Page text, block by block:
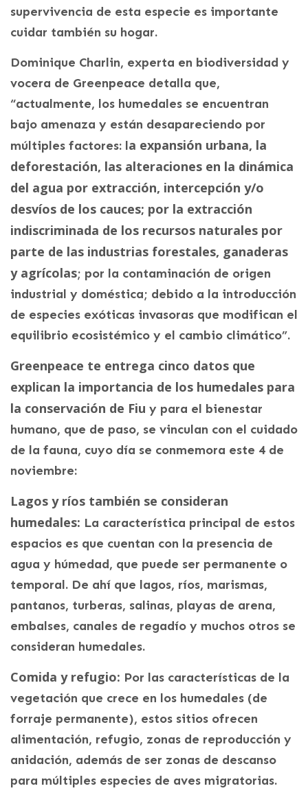
supervivencia de esta especie es importante
cuidar también su hogar.
Dominique Charlin, experta en biodiversidad y
vocera de Greenpeace detalla que,
“actualmente, los humedales se encuentran
bajo amenaza y están desapareciendo por
múltiples factores: la expansión urbana, la
deforestación, las alteraciones en la dinámica
del agua por extracción, intercepción y/o
desvíos de los cauces; por la extracción
indiscriminada de los recursos naturales por
parte de las industrias forestales, ganaderas
y agrícolas; por la contaminación de origen
industrial y doméstica; debido a la introducción
de especies exóticas invasoras que modifican el
equilibrio ecosistémico y el cambio climático”.
Greenpeace te entrega cinco datos que
explican la importancia de los humedales para
la conservación de Fiu y para el bienestar
humano, que de paso, se vinculan con el cuidado
de la fauna, cuyo día se conmemora este 4 de
noviembre:
Lagos y ríos también se consideran
humedales: La característica principal de estos
espacios es que cuentan con la presencia de
agua y húmedad, que puede ser permanente o
temporal. De ahí que lagos, ríos, marismas,
pantanos, turberas, salinas, playas de arena,
embalses, canales de regadío y muchos otros se
consideran humedales.
Comida y refugio: Por las características de la
vegetación que crece en los humedales (de
forraje permanente), estos sitios ofrecen
alimentación, refugio, zonas de reproducción y
anidación, además de ser zonas de descanso
para múltiples especies de aves migratorias.